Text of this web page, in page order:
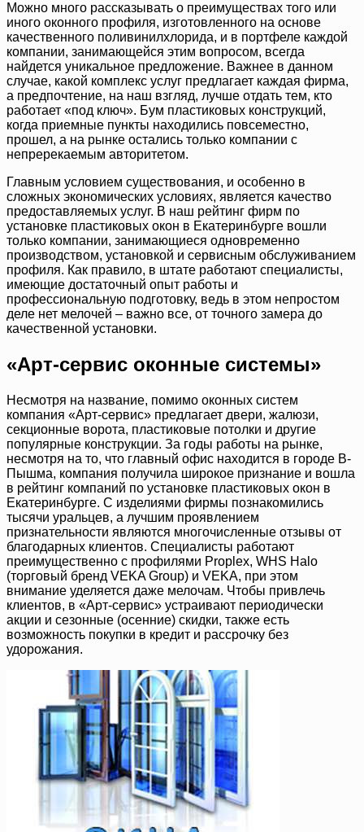
Можно много рассказывать о преимуществах того или
иного оконного профиля, изготовленного на основе
качественного поливинилхлорида, и в портфеле каждой
компании, занимающейся этим вопросом, всегда
найдется уникальное предложение. Важнее в данном
случае, какой комплекс услуг предлагает каждая фирма,
а предпочтение, на наш взгляд, лучше отдать тем, кто
работает «под ключ». Бум пластиковых конструкций,
когда приемные пункты находились повсеместно,
прошел, а на рынке остались только компании с
непререкаемым авторитетом.
Главным условием существования, и особенно в
сложных экономических условиях, является качество
предоставляемых услуг. В наш рейтинг фирм по
установке пластиковых окон в Екатеринбурге вошли
только компании, занимающиеся одновременно
производством, установкой и сервисным обслуживанием
профиля. Как правило, в штате работают специалисты,
имеющие достаточный опыт работы и
профессиональную подготовку, ведь в этом непростом
деле нет мелочей – важно все, от точного замера до
качественной установки.
«Арт-сервис оконные системы»
Несмотря на название, помимо оконных систем
компания «Арт-сервис» предлагает двери, жалюзи,
секционные ворота, пластиковые потолки и другие
популярные конструкции. За годы работы на рынке,
несмотря на то, что главный офис находится в городе В-
Пышма, компания получила широкое признание и вошла
в рейтинг компаний по установке пластиковых окон в
Екатеринбурге. С изделиями фирмы познакомились
тысячи уральцев, а лучшим проявлением
признательности являются многочисленные отзывы от
благодарных клиентов. Специалисты работают
преимущественно с профилями Proplex, WHS Halo
(торговый бренд VEKA Group) и VEKA, при этом
внимание уделяется даже мелочам. Чтобы привлечь
клиентов, в «Арт-сервис» устраивают периодически
акции и сезонные (осенние) скидки, также есть
возможность покупки в кредит и рассрочку без
удорожания.